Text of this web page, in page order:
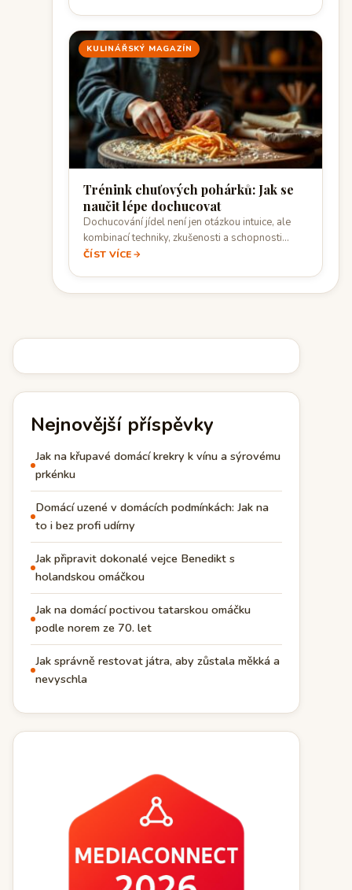
KULINÁŘSKÝ MAGAZÍN
Trénink chuťových pohárků: Jak se
naučit lépe dochucovat
Dochucování jídel není jen otázkou intuice, ale
kombinací techniky, zkušenosti a schopnosti
vnímat rovnováhu…
ČÍST VÍCE
Nejnovější příspěvky
Jak na křupavé domácí krekry k vínu a sýrovému
prkénku
Domácí uzené v domácích podmínkách: Jak na
to i bez profi udírny
Jak připravit dokonalé vejce Benedikt s
holandskou omáčkou
Jak na domácí poctivou tatarskou omáčku
podle norem ze 70. let
Jak správně restovat játra, aby zůstala měkká a
nevyschla